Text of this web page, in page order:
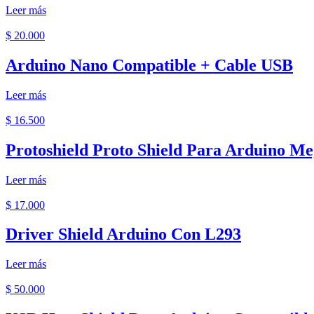
Leer más
$ 20.000
Arduino Nano Compatible + Cable USB
Leer más
$ 16.500
Protoshield Proto Shield Para Arduino
Leer más
$ 17.000
Driver Shield Arduino Con L293
Leer más
$ 50.000